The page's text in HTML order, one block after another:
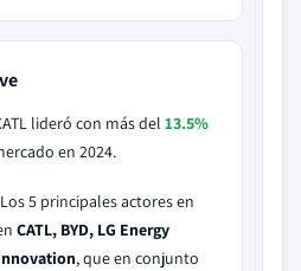
lideró con más del 13.5%
en 2024.
Los 5 principales actores en
CATL, BYD, LG Energy
, que en conjunto